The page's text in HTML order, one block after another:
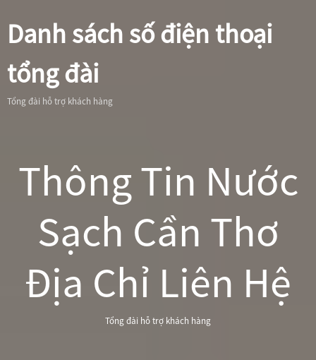
Danh sách số điện thoại
tổng đài
Tổng đài hỗ trợ khách hàng
Thông Tin Nước
Sạch Cần Thơ
Địa Chỉ Liên Hệ
Tổng đài hỗ trợ khách hàng